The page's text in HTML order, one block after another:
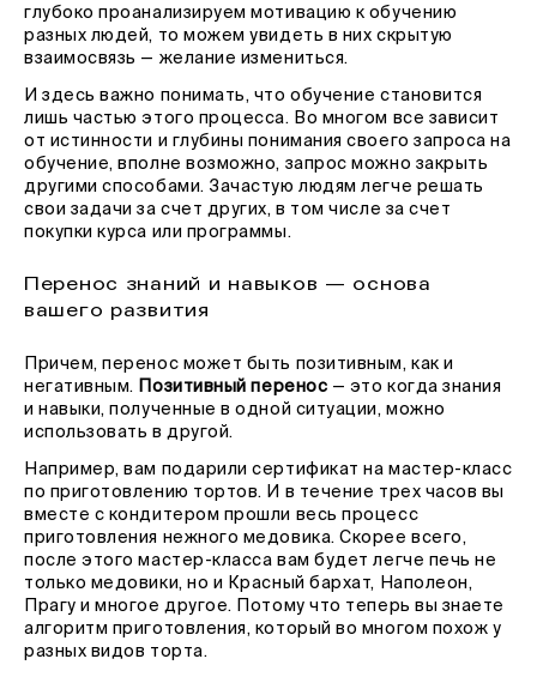
глубоко проанализируем мотивацию к обучению
разных людей, то можем увидеть в них скрытую
взаимосвязь — желание измениться.
И здесь важно понимать, что обучение становится
лишь частью этого процесса. Во многом все зависит
от истинности и глубины понимания своего запроса на
обучение, вполне возможно, запрос можно закрыть
другими способами. Зачастую людям легче решать
свои задачи за счет других, в том числе за счет
покупки курса или программы.
Перенос знаний и навыков — основа
вашего развития
Причем, перенос может быть позитивным, как и
негативным.
Позитивный перенос — это когда знания
и навыки, полученные в одной ситуации, можно
использовать в другой.
Например, вам подарили сертификат на мастер-класс
по приготовлению тортов. И в течение трех часов вы
вместе с кондитером прошли весь процесс
приготовления нежного медовика. Скорее всего,
после этого мастер-класса вам будет легче печь не
только медовики, но и Красный бархат, Наполеон,
Прагу и многое другое. Потому что теперь вы знаете
алгоритм приготовления, который во многом похож у
разных видов торта.